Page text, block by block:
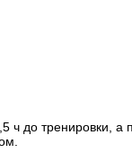
до тренировки,